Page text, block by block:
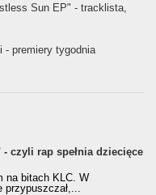
Sun EP" - tracklista,
- premiery tygodnia
czyli rap spełnia dziecięce
na bitach KLC. W